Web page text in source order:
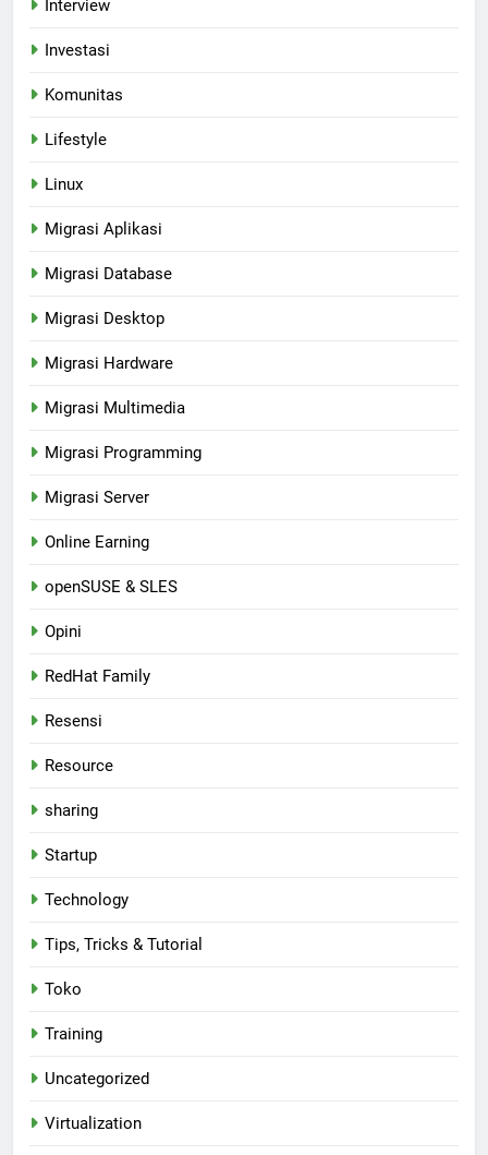
Interview
Investasi
Komunitas
Lifestyle
Linux
Migrasi Aplikasi
Migrasi Database
Migrasi Desktop
Migrasi Hardware
Migrasi Multimedia
Migrasi Programming
Migrasi Server
Online Earning
openSUSE & SLES
Opini
RedHat Family
Resensi
Resource
sharing
Startup
Technology
Tips, Tricks & Tutorial
Toko
Training
Uncategorized
Virtualization